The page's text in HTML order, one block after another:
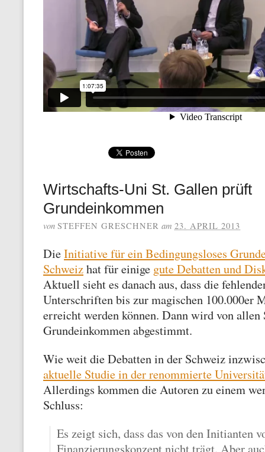
Wirtschafts-Uni St. Gallen prüft
Grundeinkommen
von STEFFEN GRESCHNER am 23. APRIL 2013
DieInitiative für ein Bedingungsloses
Schweizhat für einige gute Debatten und
Aktuell sieht es danach aus, dass die
Unterschriften bis zur magischen 100.000er
erreicht werden können. Dann wird von allen
Grundeinkommen abgestimmt.
Wie weit die Debatten in der Schweiz
aktuelle Studie in der renommierte
Allerdings kommen die Autoren zu einem
Schluss:
Es zeigt sich, dass das von den Initianten
Finanzierungskonzept nicht trägt. Aber